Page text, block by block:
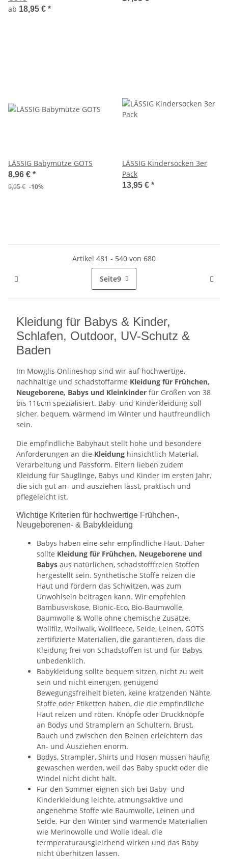
ab 18,95 € *
LÄSSIG Babymütze GOTS
8,96 € *
9,95 € -10%
LÄSSIG Kindersocken 3er
Pack
13,95 € *
Artikel 481 - 540 von 680
Seite9
Kleidung für Babys & Kinder,
Schlafen, Outdoor, UV-Schutz &
Baden
Im Mowglis Onlineshop sind wir auf hochwertige,
nachhaltige und schadstoffarme Kleidung für Frühchen,
Neugeborene, Babys und Kleinkinder für Größen von 38
bis 116cm spezialisiert. Baby- und Kinderkleidung soll
sicher, bequem, wärmend im Winter und hautfreundlich
sein.
Die empfindliche Babyhaut stellt hohe und besondere
Anforderungen an die Kleidung hinsichtlich Material,
Verarbeitung und Passform. Eltern lieben zudem
Kleidung für Säuglinge, Babys und Kinder im ersten Jahr,
die sich gut an- und ausziehen lässt, praktisch und
pflegeleicht ist.
Wichtige Kriterien für hochwertige Frühchen-,
Neugeborenen- & Babykleidung
Babys haben eine sehr empfindliche Haut. Daher
sollte Kleidung für Frühchen, Neugeborene und
Babys aus natürlichen, schadstofffreien Stoffen
hergestellt sein. Synthetische Stoffe reizen die
Haut und fördern das Schwitzen, was zum
Unwohlsein beitragen kann. Wir empfehlen
Bambusviskose, Bionic-Eco, Bio-Baumwolle,
Baumwolle & Wolle ohne chemische Zusätze,
Wollfilz, Wollwalk, Wollfleece, Seide, Leinen, GOTS
zertifizierte Materialien, die garantieren, dass die
Kleidung frei von Schadstoffen ist und für Babys
unbedenklich.
Babykleidung sollte bequem sitzen, nicht zu weit
sein und nicht einengen, genügend
Bewegungsfreiheit bieten, keine kratzenden Nähte,
Stoffe oder Etiketten haben, die die empfindliche
Haut reizen und röten. Knöpfe oder Druckknöpfe
an Bodys und Stramplern an Schultern, Brust,
Bauch und zwischen den Beinen erleichtern das
An- und Ausziehen enorm.
Bodys, Strampler, Shirts und Hosen müssen häufig
gewaschen werden, weil das Baby spuckt oder die
Windel nicht dicht hält.
Für den Sommer eignen sich bei Baby- und
Kinderkleidung leichte, atmungsaktive und
angenehme Stoffe wie Baumwolle, Leinen und
Seide. Für den Winter sind wärmende Materialien
wie Merinowolle und Wolle ideal, die
termperaturausgleichend wirken und das Baby
nicht überhitzen lassen.